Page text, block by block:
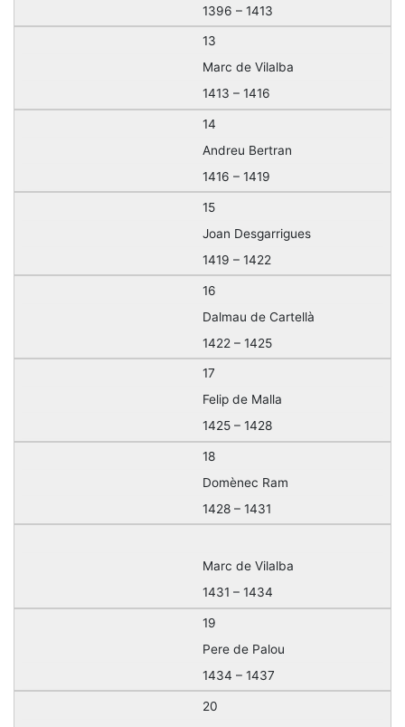
1396 – 1413
13
Marc de Vilalba
1413 – 1416
14
Andreu Bertran
1416 – 1419
15
Joan Desgarrigues
1419 – 1422
16
Dalmau de Cartellà
1422 – 1425
17
Felip de Malla
1425 – 1428
18
Domènec Ram
1428 – 1431
Marc de Vilalba
1431 – 1434
19
Pere de Palou
1434 – 1437
20